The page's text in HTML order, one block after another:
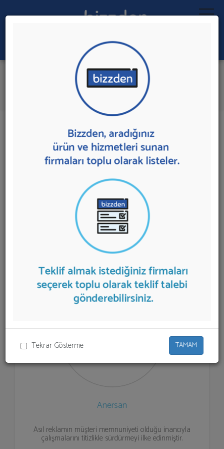
Tekrar Gösterme TAMAM
Ara:
İlk 1 Firmadan Teklif İste
1 sonuç bulundu.
Ankara'da İnvertörsunan firmalar aşağıda
İnvertörteklifi almak için listeden seçim
yapıp ya da "İlk 5 Firmadan Teklif İste" kısmından toplu
olarak teklif talebinizi firmalara aktarabilirsiniz.
Anersan
Asıl reklamın müşteri memnuniyeti olduğu inancıyla
çalışmalarını titizlikle sürdürmeyi ilke edinmiştir.